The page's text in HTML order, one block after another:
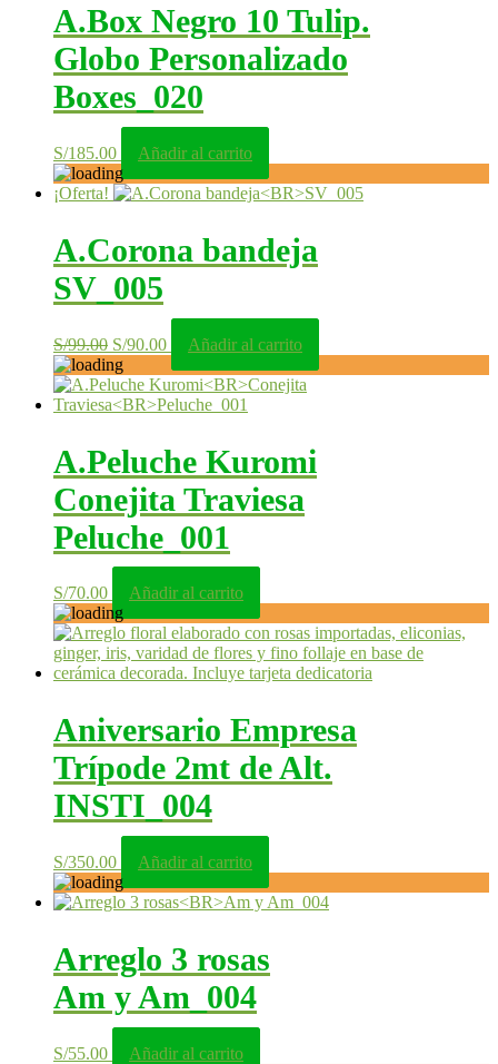
A.Box Negro 10 Tulip.
Globo Personalizado
Boxes_020
S/185.00 Añadir al carrito
¡Oferta!
A.Corona bandeja
SV_005
S/99.00 El
precio
original
era:
S/90.00El
actual
es:
Añadir al carrito
A.Peluche Kuromi
Conejita Traviesa
Peluche_001
S/70.00 Añadir al carrito
Aniversario Empresa
Trípode 2mt de Alt.
INSTI_004
S/350.00 Añadir al carrito
Arreglo 3 rosas
Am y Am_004
S/55.00 Añadir al carrito